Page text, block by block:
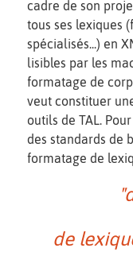
cadre de son
tous ses lexiques
spécialisés...) en
lisibles par les
formatage de
veut constituer
outils de TAL.
des standards de
formatage de
de